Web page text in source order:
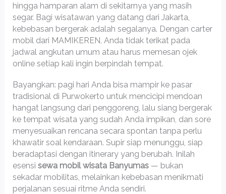
hingga hamparan alam di sekitarnya yang masih
segar. Bagi wisatawan yang datang dari Jakarta,
kebebasan bergerak adalah segalanya. Dengan carter
mobil dari MAMIKEREN, Anda tidak terikat pada
jadwal angkutan umum atau harus memesan ojek
online setiap kali ingin berpindah tempat.
Bayangkan: pagi hari Anda bisa mampir ke pasar
tradisional di Purwokerto untuk mencicipi mendoan
hangat langsung dari penggoreng, lalu siang bergerak
ke tempat wisata yang sudah Anda impikan, dan sore
menyesuaikan rencana secara spontan tanpa perlu
khawatir soal kendaraan. Supir siap menunggu, siap
beradaptasi dengan itinerary yang berubah. Inilah
esensi sewa mobil wisata Banyumas— bukan
sekadar mobilitas, melainkan kebebasan menikmati
perjalanan sesuai ritme Anda sendiri.